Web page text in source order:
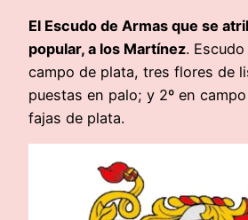
El Escudo de Armas que se
popular, a los Martínez.
campo de plata, tres flores de
puestas en palo; y 2º en
fajas de plata.